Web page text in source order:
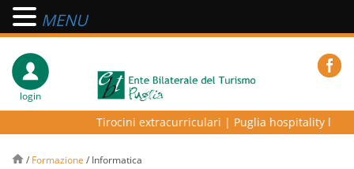
login
Tirocini extracurriculari|Puglia hospitality lab –
/ Formazione / Informatica
MENU